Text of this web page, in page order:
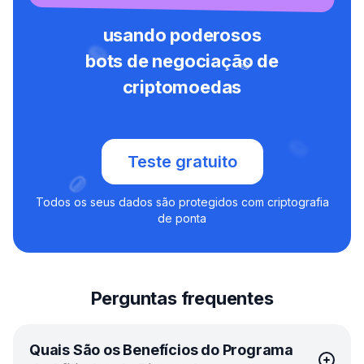
usando poderosos
bots de negociação de
criptomoedas
Teste gratuito
Todos os seus dados são protegidos com criptografia
de ponta
Perguntas frequentes
Quais São os Benefícios do Programa